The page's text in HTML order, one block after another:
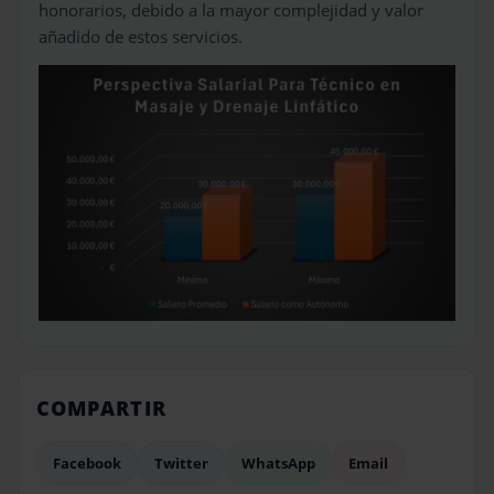
honorarios, debido a la mayor complejidad y valor
añadido de estos servicios.
COMPARTIR
Facebook Twitter WhatsApp Email